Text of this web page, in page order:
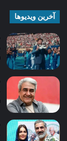
آخرین ویدیوها